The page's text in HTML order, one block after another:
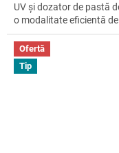
UV și dozator de pastă
o modalitate eficientă
Ofertă
Tip